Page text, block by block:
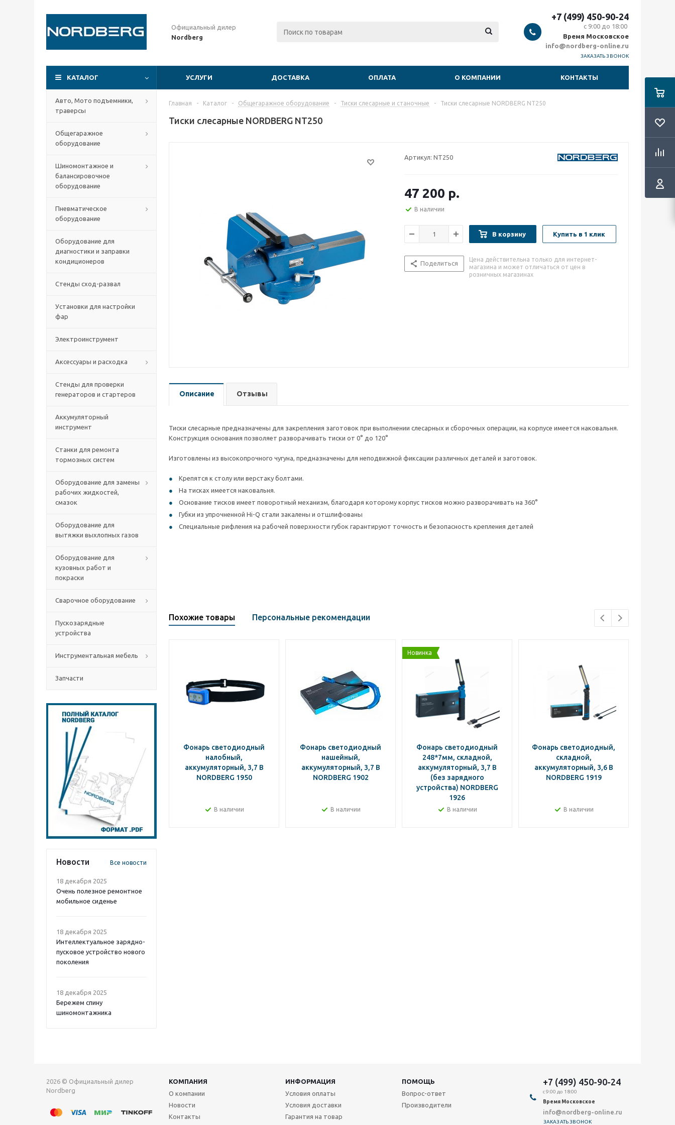
Официальный дилер
Nordberg
+7 (499) 450-90-24
с 9:00 до 18:00
Время Московское
info@nordberg-online.ru
ЗАКАЗАТЬ ЗВОНОК
КАТАЛОГ УСЛУГИ ДОСТАВКА ОПЛАТА О КОМПАНИИ КОНТАКТЫ
Авто, Мото подъемники,
траверсы
Общегаражное
оборудование
Шиномонтажное и
балансировочное
оборудование
Пневматическое
оборудование
Оборудование для
диагностики и заправки
кондиционеров
Стенды сход-развал
Установки для настройки
фар
Электроинструмент
Аксессуары и расходка
Стенды для проверки
генераторов и стартеров
Аккумуляторный
инструмент
Станки для ремонта
тормозных систем
Оборудование для замены
рабочих жидкостей,
смазок
Оборудование для
вытяжки выхлопных газов
Оборудование для
кузовных работ и
покраски
Сварочное оборудование
Пускозарядные
устройства
Инструментальная мебель
Запчасти
Новости Все новости
18 декабря 2025
Очень полезное ремонтное
мобильное сиденье
18 декабря 2025
Интеллектуальное зарядно-
пусковое устройство нового
поколения
18 декабря 2025
Бережем спину
шиномонтажника
Главная - Каталог - Общегаражное оборудование - Тиски слесарные и станочные - Тиски слесарные NORDBERG NT250
Тиски слесарные NORDBERG NT250
Артикул: NT250
47 200 р.
В наличии
В корзину Купить в 1 клик
Поделиться
Цена действительна только для интернет-
магазина и может отличаться от цен в
розничных магазинах
Описание Отзывы
Тиски слесарные предназначены для закрепления заготовок при выполнении слесарных и сборочных операции, на корпусе имеется наковальня.
Конструкция основания позволяет разворачивать тиски от 0° до 120°
Изготовлены из высокопрочного чугуна, предназначены для неподвижной фиксации различных деталей и заготовок.
Крепятся к столу или верстаку болтами.
На тисках имеется наковальня.
Основание тисков имеет поворотный механизм, благодаря которому корпус тисков можно разворачивать на 360°
Губки из упрочненной Hi-Q стали закалены и отшлифованы
Специальные рифления на рабочей поверхности губок гарантируют точность и безопасность крепления деталей
Похожие товары Персональные рекомендации
Фонарь светодиодный
налобный,
аккумуляторный, 3,7 В
NORDBERG 1950
В наличии
Фонарь светодиодный
нашейный,
аккумуляторный, 3,7 В
NORDBERG 1902
В наличии
Новинка
Фонарь светодиодный
248*7мм, складной,
аккумуляторный, 3,7 В
(без зарядного
устройства) NORDBERG
1926
В наличии
Фонарь светодиодный,
складной,
аккумуляторный, 3,6 В
NORDBERG 1919
В наличии
2026 © Официальный дилер
Nordberg
КОМПАНИЯ ИНФОРМАЦИЯ
ПОМОЩЬ
О компании
Новости
Контакты
Условия оплаты
Условия доставки
Гарантия на товар
Вопрос-ответ
Производители
+7 (499) 450-90-24
с 9:00 до 18:00
Время Московское
info@nordberg-online.ru
ЗАКАЗАТЬ ЗВОНОК